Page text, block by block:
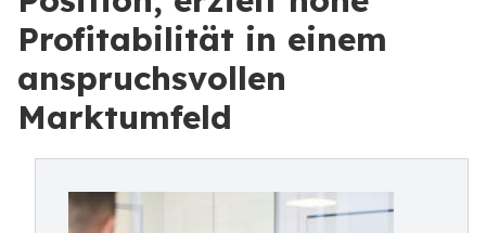
Profitabilität in einem
anspruchsvollen
Marktumfeld